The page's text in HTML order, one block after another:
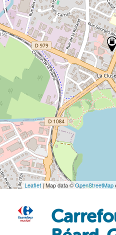
Leaflet| Map data ©OpenStreetMap